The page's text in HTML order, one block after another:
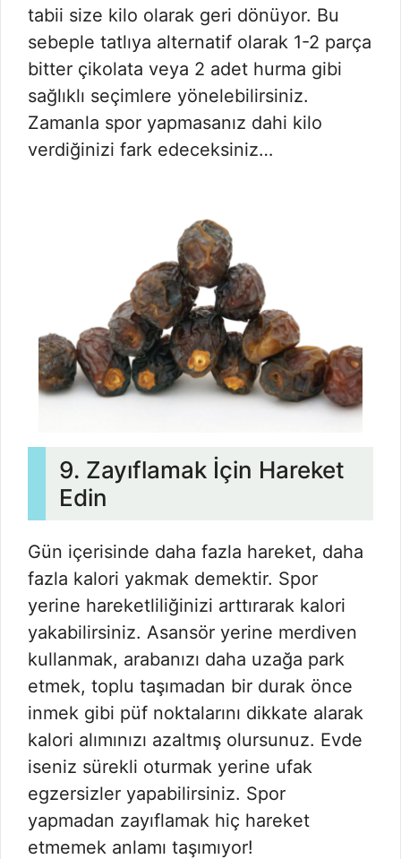
tabii size kilo olarak geri dönüyor. Bu
sebeple tatlıya alternatif olarak 1-2 parça
bitter çikolata veya 2 adet hurma gibi
sağlıklı seçimlere yönelebilirsiniz.
Zamanla spor yapmasanız dahi kilo
verdiğinizi fark edeceksiniz…
9. Zayıflamak İçin Hareket
Edin
Gün içerisinde daha fazla hareket, daha
fazla kalori yakmak demektir. Spor
yerine hareketliliğinizi arttırarak kalori
yakabilirsiniz. Asansör yerine merdiven
kullanmak, arabanızı daha uzağa park
etmek, toplu taşımadan bir durak önce
inmek gibi püf noktalarını dikkate alarak
kalori alımınızı azaltmış olursunuz. Evde
iseniz sürekli oturmak yerine ufak
egzersizler yapabilirsiniz. Spor
yapmadan zayıflamak hiç hareket
etmemek anlamı taşımıyor!